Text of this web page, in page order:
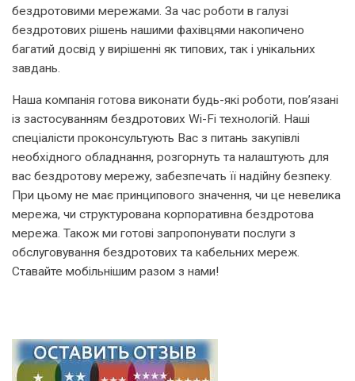
бездротовими мережами. За час роботи в галузі
бездротових рішень нашими фахівцями накопичено
багатий досвід у вирішенні як типових, так і унікальних
завдань.
Наша компанія готова виконати будь-які роботи, пов’язані
із застосуванням бездротових Wi-Fi технологій. Наші
спеціалісти проконсультують Вас з питань закупівлі
необхідного обладнання, розгорнуть та налаштують для
вас бездротову мережу, забезпечать її надійну безпеку.
При цьому не має принципового значення, чи це невелика
мережа, чи структурована корпоративна бездротова
мережа. Також ми готові запропонувати послуги з
обслуговування бездротових та кабельних мереж.
Ставайте мобільнішим разом з нами!